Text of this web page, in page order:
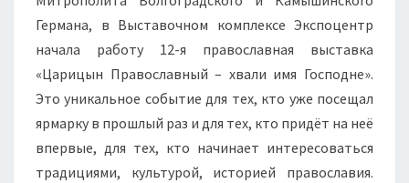
Германа, в Выставочном комплексе Экспоцентр
начала работу 12-я православная выставка
«Царицын Православный – хвали имя Господне».
Это уникальное событие для тех, кто уже посещал
ярмарку в прошлый раз и для тех, кто придёт на неё
впервые, для тех, кто начинает интересоваться
традициями, культурой, историей православия.